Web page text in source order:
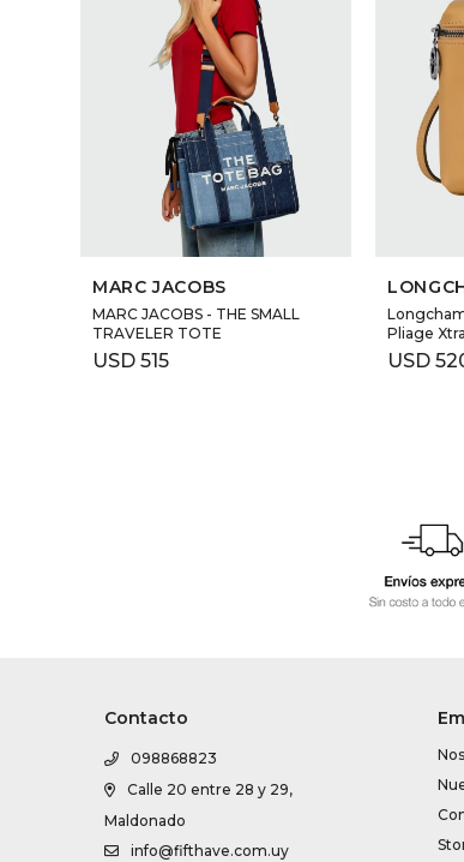
MARC JACOBS
MARC JACOBS - THE SMALL
TRAVELER TOTE
USD 515
Pliage Xtra
USD
Contacto
098868823
Calle 20 entre 28 y 29,
Maldonado
info@fifthave.com.uy